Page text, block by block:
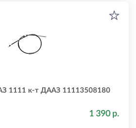
1111 к-т ДААЗ 11113508180
1 390 р.